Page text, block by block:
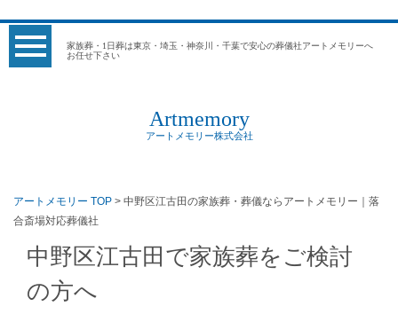
家族葬・1日葬は東京・埼玉・神奈川・千葉で安心の葬儀社アートメモリーへ
お任せ下さい
Artmemory
アートメモリー株式会社
アートメモリー TOP > 中野区江古田の家族葬・葬儀ならアートメモリー｜落
合斎場対応葬儀社
中野区江古田で家族葬をご検討
の方へ